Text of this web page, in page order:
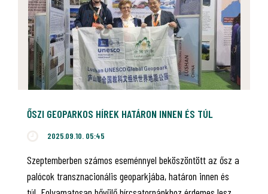
ŐSZI GEOPARKOS HÍREK HATÁRON INNEN ÉS TÚL
2025.09.10. 05:45
Szeptemberben számos eseménnyel beköszöntött az ősz a
palócok transznacionális geoparkjába, határon innen és